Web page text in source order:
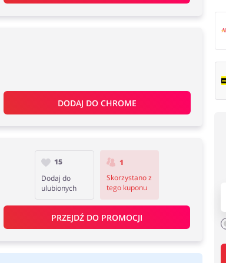
15
Dodaj do
ulubionych
1
Skorzystano z
tego kuponu
PRZEJDŹ DO PROMOCJI
DODAJ DO CHROME